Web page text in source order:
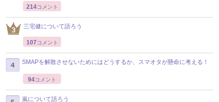
214コメント
三宅健について語ろう
107 コメント
SMAPを解散させないためにはどうするか、スマオタが懸命に考える！
94コメント
嵐について語ろう